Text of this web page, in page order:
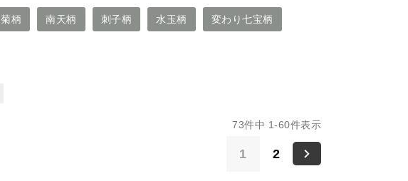
菊柄 南天柄 刺子柄 水玉柄 変わり七宝柄
73件中 1-60件表示
1 2